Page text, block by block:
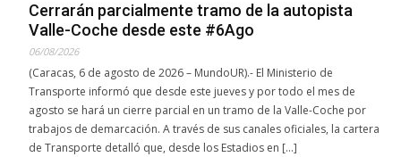
Cerrarán parcialmente tramo de la autopista
Valle-Coche desde este #6Ago
06/08/2026
(Caracas, 6 de agosto de 2026 – MundoUR).- El Ministerio de
Transporte informó que desde este jueves y por todo el mes de
agosto se hará un cierre parcial en un tramo de la Valle-Coche por
trabajos de demarcación. A través de sus canales oficiales, la cartera
de Transporte detalló que, desde los Estadios en […]